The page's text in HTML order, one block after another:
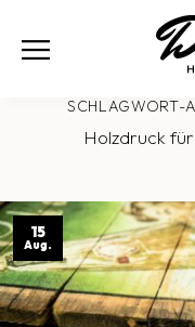
SCHLAGWORT-
Holzdruck
15
Aug.